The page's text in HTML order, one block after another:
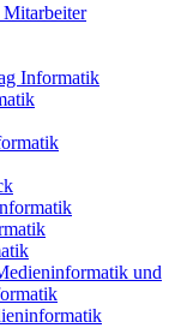
Informatik
und